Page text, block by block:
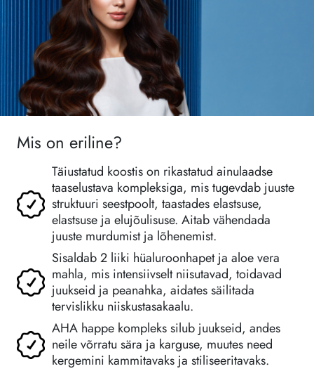
Mis on eriline?
Täiustatud koostis on rikastatud ainulaadse
taaselustava kompleksiga, mis tugevdab juuste
struktuuri seestpoolt, taastades elastsuse,
elastsuse ja elujõulisuse. Aitab vähendada
juuste murdumist ja lõhenemist.
Sisaldab 2 liiki hüaluroonhapet ja aloe vera
mahla, mis intensiivselt niisutavad, toidavad
juukseid ja peanahka, aidates säilitada
tervislikku niiskustasakaalu.
AHA happe kompleks silub juukseid, andes
neile võrratu sära ja karguse, muutes need
kergemini kammitavaks ja stiliseeritavaks.